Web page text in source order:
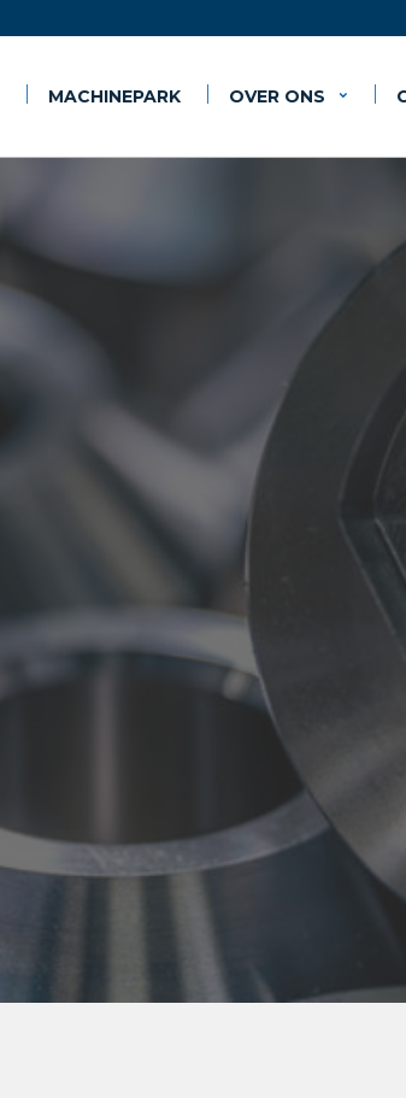
MACHINEPARK OVER ONS